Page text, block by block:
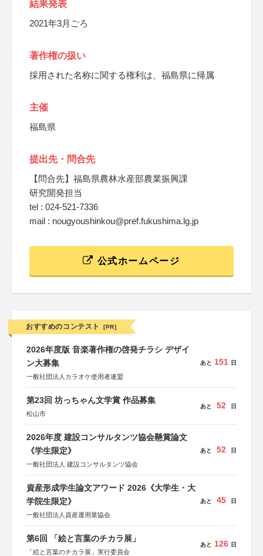
結果発表
2021年3月ごろ
著作権の扱い
採用された名称に関する権利は、福島県に帰属
主催
福島県
提出先・問合先
【問合先】福島県農林水産部農業振興課
研究開発担当
tel : 024-521-7336
mail : nougyoushinkou@pref.fukushima.lg.jp
公式ホームページ
おすすめのコンテスト [PR]
2026年度版 音楽著作権の啓発チラシ デザイ
ン大募集
一般社団法人カラオケ使用者連盟
あと 151 日
第23回 坊っちゃん文学賞 作品募集
松山市
あと 52 日
2026年度 建設コンサルタンツ協会懸賞論文
《学生限定》
一般社団法人 建設コンサルタンツ協会
あと 52 日
資産形成学生論文アワード 2026《大学生・大
学院生限定》
一般社団法人資産運用業協会
あと 45 日
第6回 「絵と言葉のチカラ展」
「絵と言葉のチカラ展」実行委員会
あと 126 日